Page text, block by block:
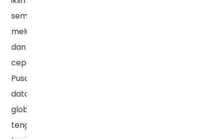
semakin
meluas
dan
cepat.
Pusat
data
global
tengah